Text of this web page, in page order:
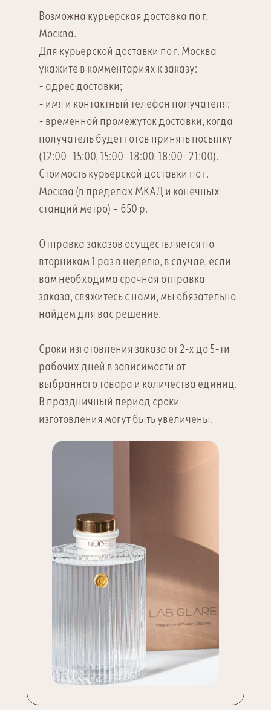
Возможна курьерская доставка по г.
Москва.
Для курьерской доставки по г. Москва
укажите в комментариях к заказу:
- адрес доставки;
- имя и контактный телефон получателя;
- временной промежуток доставки, когда
получатель будет готов принять посылку
(12:00—15:00, 15:00—18:00, 18:00—21:00).
Стоимость курьерской доставки по г.
Москва (в пределах МКАД и конечных
станций метро) – 650 р.
Отправка заказов осуществляется по
вторникам 1 раз в неделю, в случае, если
вам необходима срочная отправка
заказа, свяжитесь с нами, мы обязательно
найдем для вас решение.
Сроки изготовления заказа от 2-х до 5-ти
рабочих дней в зависимости от
выбранного товара и количества единиц.
В праздничный период сроки
изготовления могут быть увеличены.